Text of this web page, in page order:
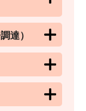
達）